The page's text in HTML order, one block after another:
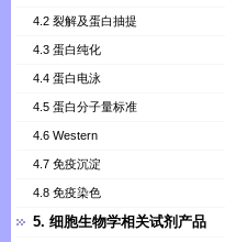
4.2 裂解及蛋白抽提
4.3 蛋白纯化
4.4 蛋白电泳
4.5 蛋白分子量标准
4.6 Western
4.7 免疫沉淀
4.8 免疫染色
5. 细胞生物学相关试剂产品